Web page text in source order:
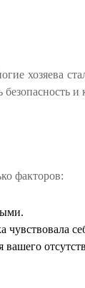
хозяева
факторов:
чувствовала